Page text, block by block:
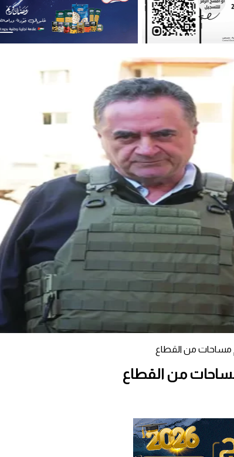
مساحات من القطاع
من القطاع